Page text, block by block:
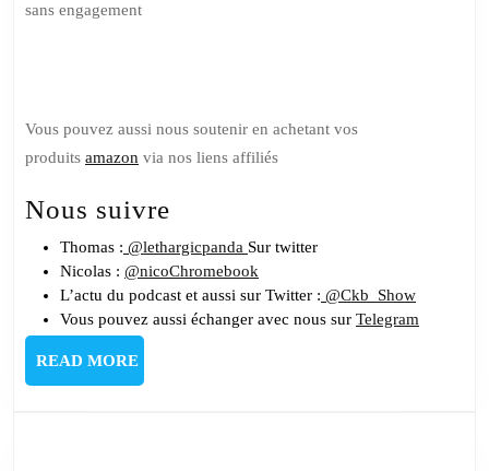
sans engagement
Vous pouvez aussi nous soutenir en achetant vos
produits amazon via nos liens affiliés
Nous suivre
Thomas : @lethargicpanda Sur twitter
Nicolas : @nicoChromebook
L’actu du podcast et aussi sur Twitter : @Ckb_Show
Vous pouvez aussi échanger avec nous sur Telegram
READ MOREREAD
MORE